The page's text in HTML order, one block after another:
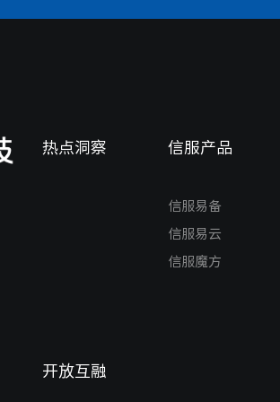
热点洞察 信服产品
信服易备
信服易云
信服魔方
开放互融